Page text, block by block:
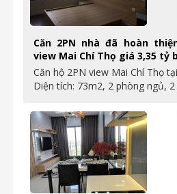
Căn 2PN nhà đã hoàn
view Mai Chí Thọ giá 3,35 tỷ
Căn hộ 2PN view Mai Chí Thọ
Diện tích: 73m2, 2 phòng ngủ,